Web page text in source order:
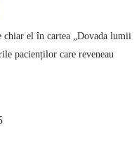
chiar el în cartea „Dovada lumii
pacienților care reveneau